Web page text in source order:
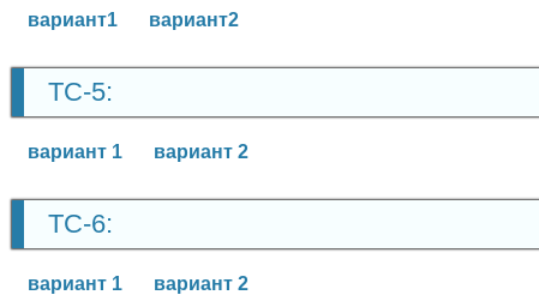
вариант1 вариант2
ТС-5:
вариант 1 вариант 2
ТС-6:
вариант 1 вариант 2